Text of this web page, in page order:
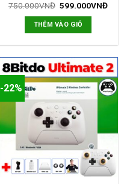
750.000VNĐ 599.000VNĐ
THÊM VÀO GIỎ
-22%